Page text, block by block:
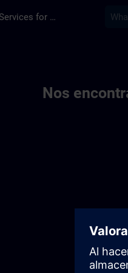
Training Services for Digital Industries
Nos